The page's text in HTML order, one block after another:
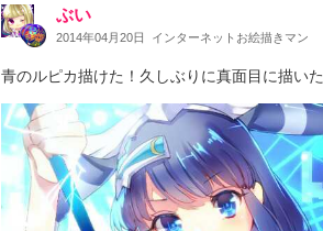
ぶい
2014年04月20日 インターネットお絵描きマン
青のルピカ描けた！久しぶりに真面目に描いた